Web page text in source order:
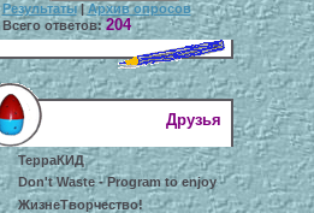
Результаты|Архив опросов
Всего ответов:204
Друзья
ТерраКИД
Don't Waste - Program to enjoy
ЖизнеТворчество!